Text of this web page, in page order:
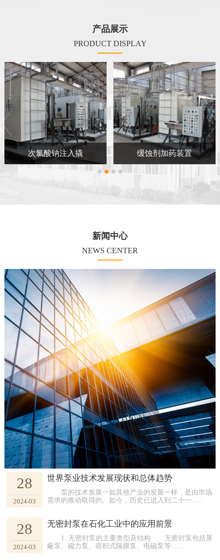
产品展示
PRODUCT DISPLAY
次氯酸钠注入撬 缓蚀剂加药装置
新闻中心
NEWS CENTER
28
2024-03
世界泵业技术发展现状和总体趋势
泵的技术发展一如其他产业的发展一样，是由市场
需求的推动取得的。如今，历史已进入到二十一......
28
2024-03
无密封泵在石化工业中的应用前景
1. 无密封泵的主要类型及结构 无密封泵包括屏
蔽泵、磁力泵、容积式隔膜泵、电磁泵等......